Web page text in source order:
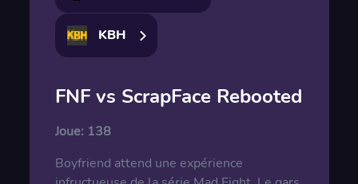
KBH
FNF vs ScrapFace Rebooted
Joue: 138
Boyfriend attend une expérience